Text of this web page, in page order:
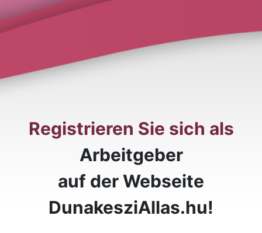
Registrieren Sie sich als
Arbeitgeber
auf der Webseite
DunakesziAllas.hu!